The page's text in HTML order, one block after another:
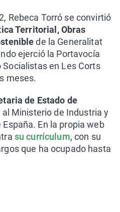
Rebeca Torró se convirtió
Territorial, Obras
de la Generalitat
ejerció la Portavocía
en Les Corts
meses.
de Estado de
Ministerio de Industria y
En la propia web
su currículum, con su
que ha ocupado hasta